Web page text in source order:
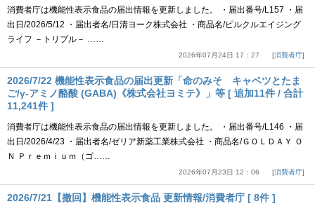
消費者庁は機能性表示食品の届出情報を更新しました。 ・届出番号/L157 ・届
出日/2026/5/12 ・届出者名/日清ヨーク株式会社 ・商品名/ピルクルエイジング
ライフ －トリプル－ ……
2026年07月24日 17：27 消費者庁
2026/7/22 機能性表示食品の届出更新「命のみそ キャベツとたま
ご/γ-アミノ酪酸 (GABA)《株式会社ヨミテ》」等 [ 追加11件 / 合計
11,241件 ]
消費者庁は機能性表示食品の届出情報を更新しました。 ・届出番号/L146 ・届
出日/2026/4/23 ・届出者名/ゼリア新薬工業株式会社 ・商品名/ＧＯＬＤＡＹ Ｏ
Ｎ Ｐｒｅｍｉｕｍ（ゴ……
2026年07月23日 12：06 消費者庁
2026/7/21【撤回】機能性表示食品 更新情報/消費者庁 [ 8件 ]